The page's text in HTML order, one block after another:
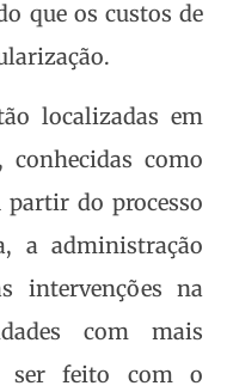
que os custos de
localizadas em
como
do processo
a administração
intervenções na
com mais
ser feito com o